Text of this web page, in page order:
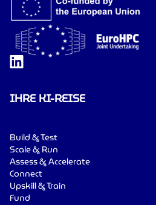
IHRE KI-REISE
Build & Test
Scale & Run
Assess & Accelerate
Connect
Upskill & Train
Fund